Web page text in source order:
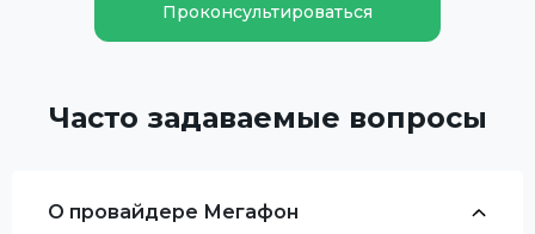
Проконсультироваться
Часто задаваемые вопросы
О провайдере Мегафон